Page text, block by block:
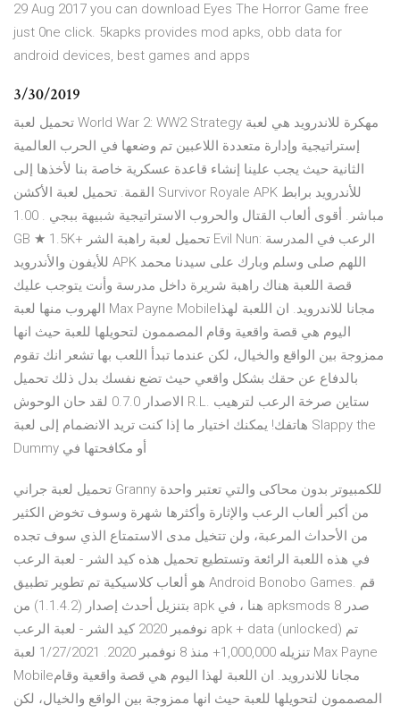
29 Aug 2017 you can download Eyes The Horror Game free
just 0ne click. 5kapks provides mod apks, obb data for
android devices, best games and apps
3/30/2019
تحميل لعبة World War 2: WW2 Strategy مهكرة للاندرويد هي لعبة
إستراتيجية وإدارة متعددة اللاعبين تم وضعها في الحرب العالمية
الثانية حيث يجب علينا إنشاء قاعدة عسكرية خاصة بنا لأخذها إلى
القمة. تحميل لعبة الأكشن Survivor Royale APK للأندرويد برابط
مباشر. أقوى ألعاب القتال والحروب الاستراتيجية شبيهة ببجي . 1.00
GB ★ 1.5K+ تحميل لعبة راهبة الشر Evil Nun: الرعب في المدرسة
للأيفون والأندرويد APK اللهم صلى وسلم وبارك على سيدنا محمد
قصة اللعبة هناك راهبة شريرة داخل مدرسة وأنت يتوجب عليك
الهروب منها لعبة Max Payne Mobile‏ مجانا للاندرويد. ان اللعبة لهذا
اليوم هي قصة واقعية وقام المصممون لتحويلها للعبة حيث انها
ممزوجة بين الواقع والخيال، لكن عندما تبدأ اللعب بها تشعر انك تقوم
بالدفاع عن حقك بشكل واقعي حيث تضع نفسك بدل ذلك تحميل
الاصدار 0.7.0 لقد حان الوحوش R.L. ستاين صرخة الرعب لترهيب
هاتفك! يمكنك اختيار ما إذا كنت تريد الانضمام إلى لعبة Slappy the
Dummy أو مكافحتها في
تحميل لعبة جراني Granny للكمبيوتر بدون محاكى والتي تعتبر واحدة
من أكبر ألعاب الرعب والإثارة وأكثرها شهرة وسوف تخوض الكثير
من الأحداث المرعبة، ولن تتخيل مدى الاستمتاع الذي سوف تجده
في هذه اللعبة الرائعة وتستطيع تحميل هذه كيد الشر - لعبة الرعب
هو ألعاب كلاسيكية تم تطوير تطبيق Android Bonobo Games. قم
بتنزيل أحدث إصدار (1.1.4.2) من apk هنا ، في apksmods صدر 8
نوفمبر 2020 كيد الشر - لعبة الرعب apk + data (unlocked) تم
تنزيله 1,000,000+ منذ 8 نوفمبر 2020. 1/27/2021 لعبة Max Payne
Mobile‏ مجانا للاندرويد. ان اللعبة لهذا اليوم هي قصة واقعية وقام
المصممون لتحويلها للعبة حيث انها ممزوجة بين الواقع والخيال، لكن